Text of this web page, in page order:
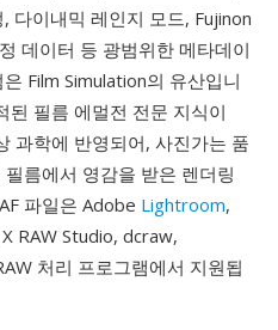
다이내믹 레인지 모드, Fujinon
데이터 등 광범위한 메타데이
Film Simulation의 유산입니
필름 에멀전 전문 지식이
과학에 반영되어, 사진가는 품
름에서 영감을 받은 렌더링
파일은 Adobe Lightroom,
RAW Studio, dcraw,
처리 프로그램에서 지원됩